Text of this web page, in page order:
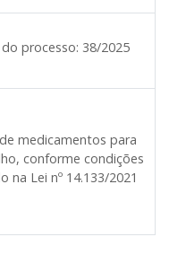
processo: 38/2025
medicamentos para
conforme condições
na Lei nº 14.133/2021